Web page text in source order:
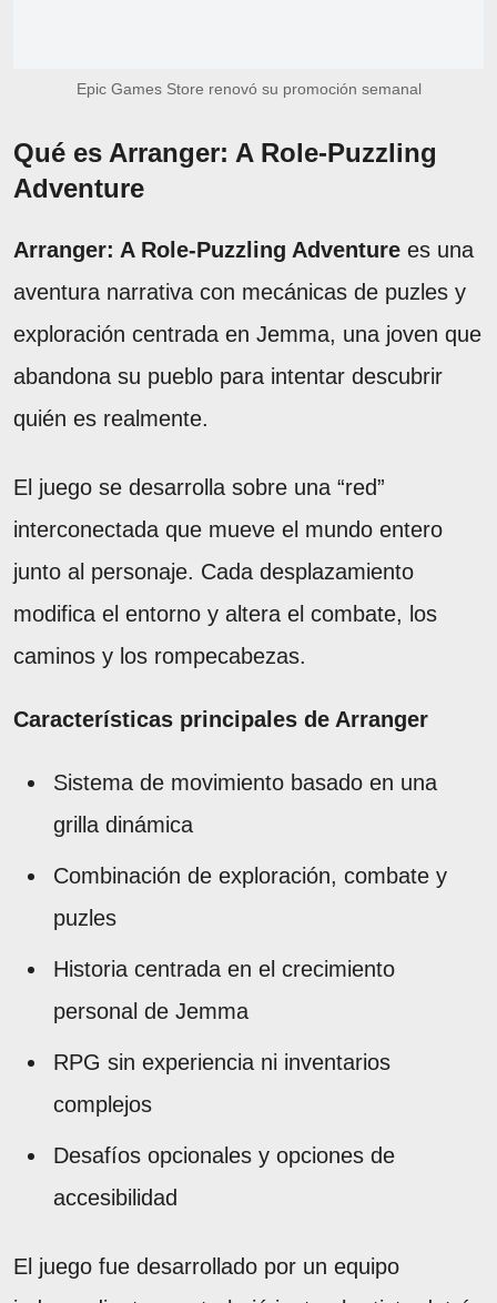
Epic Games Store renovó su promoción semanal
Qué es Arranger: A Role-Puzzling
Adventure
Arranger: A Role-Puzzling Adventure es una
aventura narrativa con mecánicas de puzles y
exploración centrada en Jemma, una joven que
abandona su pueblo para intentar descubrir
quién es realmente.
El juego se desarrolla sobre una “red”
interconectada que mueve el mundo entero
junto al personaje. Cada desplazamiento
modifica el entorno y altera el combate, los
caminos y los rompecabezas.
Características principales de Arranger
Sistema de movimiento basado en una
grilla dinámica
Combinación de exploración, combate y
puzles
Historia centrada en el crecimiento
personal de Jemma
RPG sin experiencia ni inventarios
complejos
Desafíos opcionales y opciones de
accesibilidad
El juego fue desarrollado por un equipo